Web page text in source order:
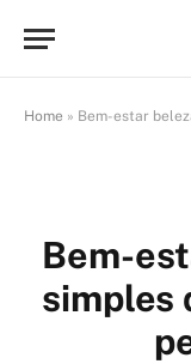
Home » Bem-estar
Bem-
simples